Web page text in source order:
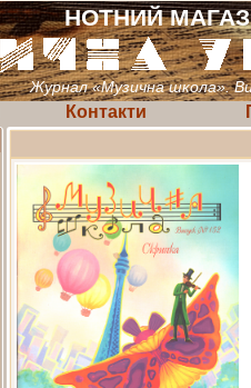
НОТНИЙ
Журнал «Музична школа».
Контакти